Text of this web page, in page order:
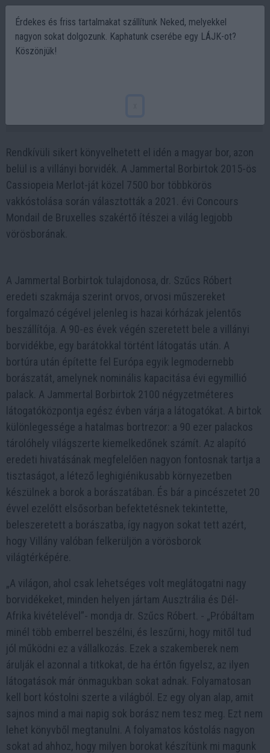
Rendkívüli sikert könyvelhetett el idén a magyar bor, azon
belül is a villányi borvidék. A Jammertal Borbirtok 2015-ös
Cassiopeia Merlot-ját közel 7500 bor többkörös
vakkóstolása során választották a 2021. évi Concours
Mondail de Bruxelles szakértő ítészei a világ legjobb
vörösborának.
A Jammertal Borbirtok tulajdonosa, dr. Szűcs Róbert
eredeti szakmája szerint orvos, orvosi műszereket
forgalmazó cégével jelenleg is hazai kórházak jelentős
beszállítója. A 90-es évek végén szeretett bele a villányi
borvidékbe, egy barátokkal történt látogatás után. A
bortúra után építette fel Európa egyik legmodernebb
borászatát, amelynek nominális kapacitása évi egymillió
palack. A Jammertal Borbirtok 2100 négyzetméteres
látogatóközpontja egész évben várja a látogatókat. A birtok
különlegessége a hatalmas bortrezor: a 90 ezer palackos
tárolóhely világszerte kiemelkedőnek számít. Az alapító
eredeti hivatásának megfelelően nagyon fontosnak tartja a
tisztaságot, a létező leghigiénikusabb környezetben
készülnek a borok a borászatában. És bár a pincészetet 20
évvel ezelőtt elsősorban befektetésnek tekintette,
beleszeretett a borászatba, így nagyon sokat tett azért,
hogy Villány valóban felkerüljön a vörösborok
világtérképére.
„A világon, ahol csak lehetséges volt meglátogatni nagy
borvidékeket, minden helyen jártam Ausztrália és Dél-
Afrika kivételével”- mondja dr. Szűcs Róbert. - „Próbáltam
minél több emberrel beszélni, és leszűrni, hogy mitől tud
jól működni ez a vállalkozás. Ezek a szakemberek nem
árulják el azonnal a titkokat, de ha értőn figyelsz, az ilyen
látogatások már önmagukban sokat adnak. Folyamatosan
kell bort kóstolni szerte a világból. Ez egy olyan alap, amit
sajnos mind a mai napig sok borász nem tesz meg. Ezt nem
lehet könyvből megtanulni. A folyamatos kóstolás nagyon
sokat ad ahhoz, hogy milyen borokat készítünk mi magunk
Érdekes és friss tartalmakat szállítunk Neked, melyekkel
nagyon sokat dolgozunk. Kaphatunk cserébe egy LÁJK-ot?
Köszönjük!